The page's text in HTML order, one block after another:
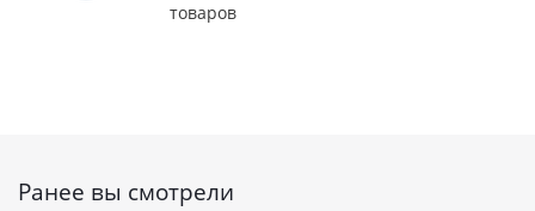
товаров
Ранее вы смотрели